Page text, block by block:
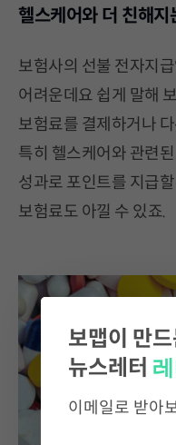
헬스케어와 더 친해지
보험사의 선불 전자지
어려운데요 쉽게 말해
보험료를 결제하거나
특히 헬스케어와 관련
성과로 포인트를 지급
보험료도 아낄 수 있죠.
보맵이 만
뉴스레터
이메일로 받아